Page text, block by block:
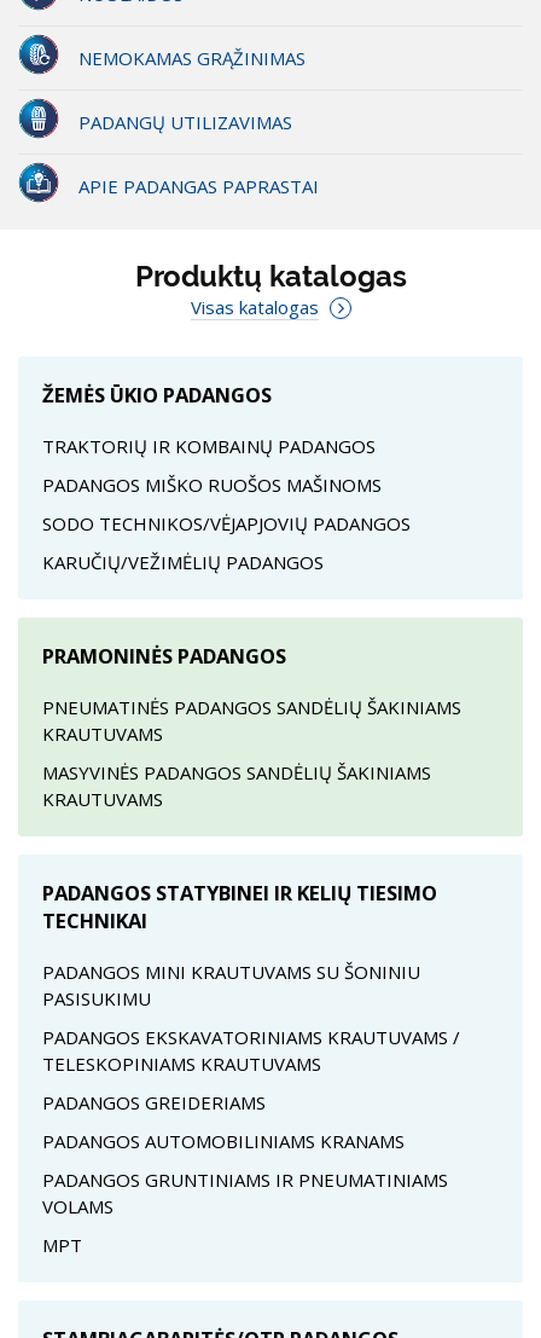
NEMOKAMAS GRĄŽINIMAS
PADANGŲ UTILIZAVIMAS
APIE PADANGAS PAPRASTAI
Produktų katalogas
Visas katalogas
ŽEMĖS ŪKIO PADANGOS
TRAKTORIŲ IR KOMBAINŲ PADANGOS
PADANGOS MIŠKO RUOŠOS MAŠINOMS
SODO TECHNIKOS/VĖJAPJOVIŲ PADANGOS
KARUČIŲ/VEŽIMĖLIŲ PADANGOS
PRAMONINĖS PADANGOS
PNEUMATINĖS PADANGOS SANDĖLIŲ ŠAKINIAMS
KRAUTUVAMS
MASYVINĖS PADANGOS SANDĖLIŲ ŠAKINIAMS
KRAUTUVAMS
PADANGOS STATYBINEI IR KELIŲ TIESIMO
TECHNIKAI
PADANGOS MINI KRAUTUVAMS SU ŠONINIU
PASISUKIMU
PADANGOS EKSKAVATORINIAMS KRAUTUVAMS /
TELESKOPINIAMS KRAUTUVAMS
PADANGOS GREIDERIAMS
PADANGOS AUTOMOBILINIAMS KRANAMS
PADANGOS GRUNTINIAMS IR PNEUMATINIAMS
VOLAMS
MPT